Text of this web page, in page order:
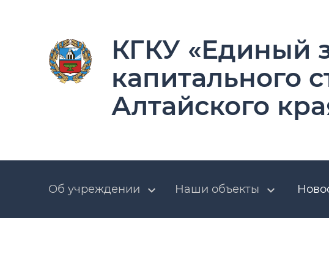
КГКУ «Единый
капитального
Алтайского
Об учреждении Наши объекты